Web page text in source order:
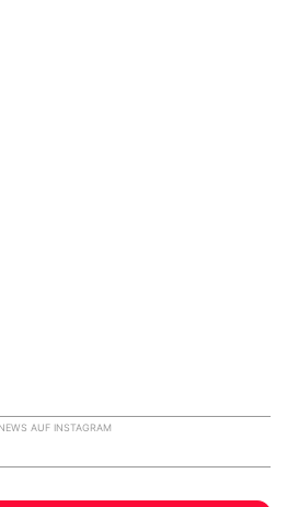
AUF INSTAGRAM